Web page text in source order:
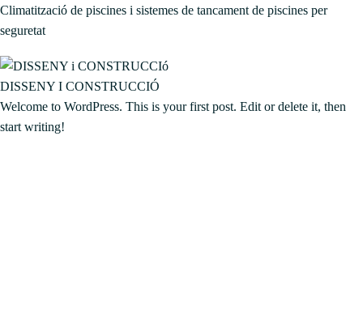
Climatització de piscines i sistemes de tancament de piscines per
seguretat
DISSENY I CONSTRUCCIÓ
Welcome to WordPress. This is your first post. Edit or delete it, then
start writing!